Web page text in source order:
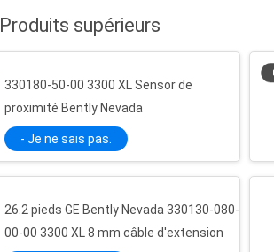
Produits supérieurs
330180-50-00 3300 XL Sensor de
proximité Bently Nevada
- Je ne sais pas.
26.2 pieds GE Bently Nevada 330130-080-
00-00 3300 XL 8 mm câble d'extension